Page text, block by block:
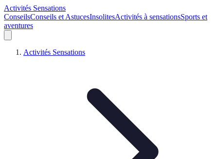
Activités Sensations
ConseilsConseils et AstucesInsolitesActivités à sensationsSports et
aventures
Activités Sensations